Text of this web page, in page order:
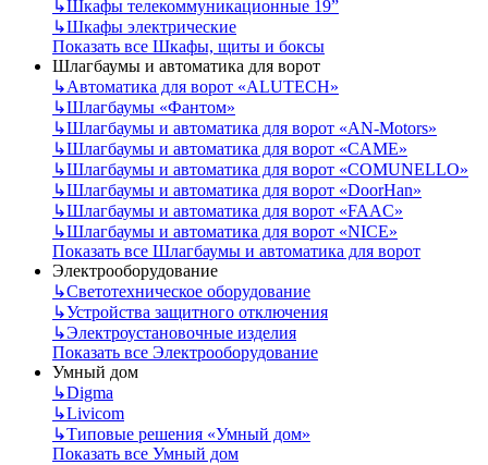
↳Шкафы телекоммуникационные 19”
↳Шкафы электрические
Показать все Шкафы, щиты и боксы
Шлагбаумы и автоматика для ворот
↳Автоматика для ворот «ALUTECH»
↳Шлагбаумы «Фантом»
↳Шлагбаумы и автоматика для ворот «AN-Motors»
↳Шлагбаумы и автоматика для ворот «CAME»
↳Шлагбаумы и автоматика для ворот «COMUNELLO»
↳Шлагбаумы и автоматика для ворот «DoorHan»
↳Шлагбаумы и автоматика для ворот «FAAC»
↳Шлагбаумы и автоматика для ворот «NICE»
Показать все Шлагбаумы и автоматика для ворот
Электрооборудование
↳Светотехническое оборудование
↳Устройства защитного отключения
↳Электроустановочные изделия
Показать все Электрооборудование
Умный дом
↳Digma
↳Livicom
↳Типовые решения «Умный дом»
Показать все Умный дом